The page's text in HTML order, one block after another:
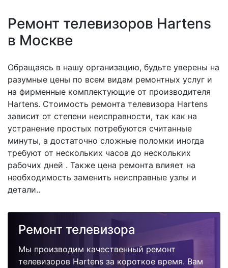
Ремонт телевизоров Hartens
в Москве
Обращаясь в нашу организацию, будьте уверены на
разумные цены по всем видам ремонтных услуг и
на фирменные комплектующие от производителя
Hartens. Стоимость ремонта телевизора Hartens
зависит от степени неисправности, так как на
устранение простых потребуются считанные
минуты, а достаточно сложные поломки иногда
требуют от нескольких часов до нескольких
рабочих дней . Также цена ремонта влияет на
необходимость заменить неисправные узлы и
детали..
Ремонт телевизора
Мы производим качественный ремонт
телевизоров Hartens за короткое время. Вам